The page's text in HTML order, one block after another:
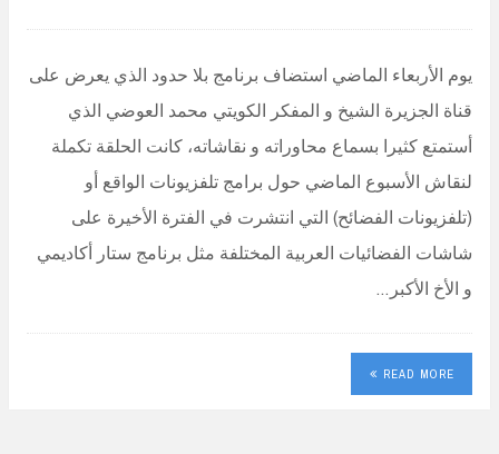
يوم الأربعاء الماضي استضاف برنامج بلا حدود الذي يعرض على
قناة الجزيرة الشيخ و المفكر الكويتي محمد العوضي الذي
أستمتع كثيرا بسماع محاوراته و نقاشاته، كانت الحلقة تكملة
لنقاش الأسبوع الماضي حول برامج تلفزيونات الواقع أو
(تلفزيونات الفضائح) التي انتشرت في الفترة الأخيرة على
شاشات الفضائيات العربية المختلفة مثل برنامج ستار أكاديمي
و الأخ الأكبر…
READ MORE